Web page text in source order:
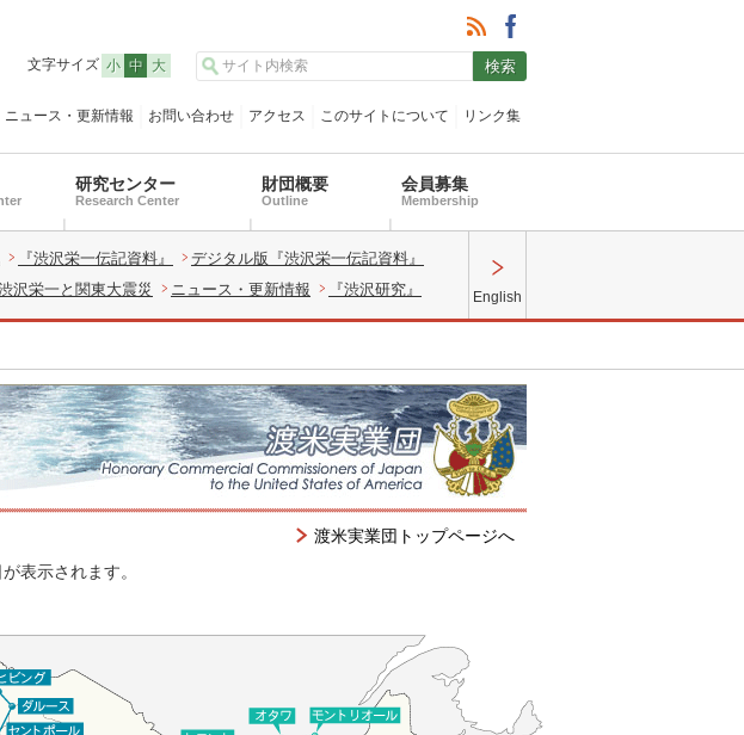
文字サイズ 小 中 大
ニュース・更新情報 お問い合わせ アクセス このサイトについて リンク集
研究センター
Research Center
財団概要
Outline
会員募集
Membership
『渋沢栄一伝記資料』
デジタル版『渋沢栄一伝記資料』
沢栄一と関東大震災 ニュース・更新情報 『渋沢研究』 English
渡米実業団トップページへ
表示されます。